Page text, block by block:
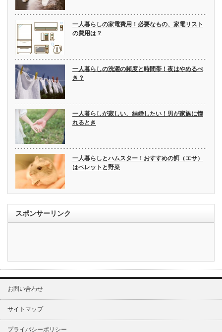
一人暮らしの家電費用！必要なもの、家電リスト
の費用は？
一人暮らしの洗濯の頻度と時間帯！夜はやめるべ
き？
一人暮らしが寂しい、結婚したい！男が家族に憧
れるとき
一人暮らしとハムスター！おすすめの餌（エサ）
はペレットと野菜
スポンサーリンク
お問い合わせ
サイトマップ
プライバシーポリシー